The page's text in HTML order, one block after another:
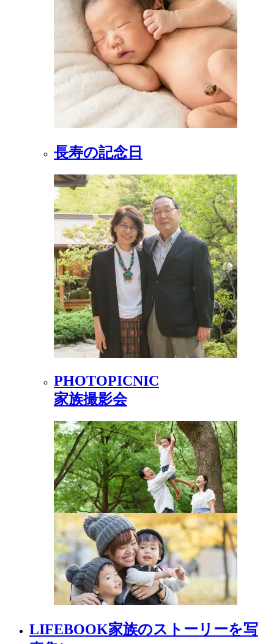
長寿の記念日
PHOTOPICNIC
家族撮影会
LIFEBOOK家族のストーリーを写